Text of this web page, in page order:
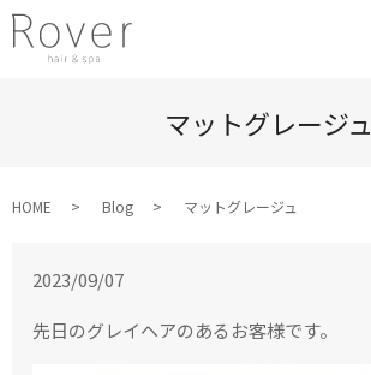
マットグレージュ
HOME Blog マットグレージュ
2023/09/07
先日のグレイヘアのあるお客様です。